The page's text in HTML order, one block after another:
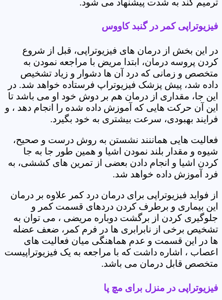
ترمیم کند به شدت پیشنهاد می شود.
فیزیوتراپی کمر در گنبد کاووس
در این بخش از درمان های فیزیوتراپی، قبل از شروع
کردن پروسه درمان، ابتدا مریض با مراجعه نمودن به
متخصص و زمانی که درد آن ها دشوار و زیاد تشخیص
داده شد، پیش پزشک فیزیوتراپ فرستاده خواهد شد. در
این جا، مقداری از درمان هم بر دوش خود او می باشد تا
این آن حرکت هایی که آموزش داده شده را انجام دهد ، و
فرایند بهبودی، سرعت بیشتری به خود بگیرد.
فعالیت هایی هماننند نشستن به روش درست و صحیح،
شیوه و مقدار بلند نمودن اشیا و همین طور جا به جا
کردن اشیا و انجام دادن بعضی از تمرین های کششی، به
فرد آموزش داده خواهد شد.
از فواید فیزیوتراپی برای درمان درد کمر علاوه بر درمان
این بیماری و برطرف کردن دردهای قسمت کمر و
جلوگیری کردن از برگشت دوباره مریضی ، می توان به
تشخیص برخی از نابرابری ها در فرم کمر، ضعف عضله
ها در این قسمت و عدم هماهنگی میان فعالیت های
اعصاب ، اشاره داشت که با مراجعه به یک فیزیوتراپیست
متخصص قابل درمان می باشد.
فیزیوتراپی در منزل برای مچ پا